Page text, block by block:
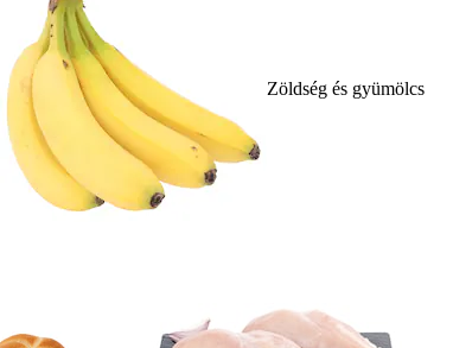
Zöldség és gyümölcs